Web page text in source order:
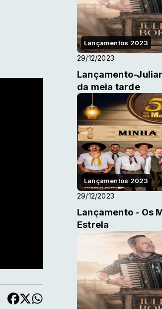
Lançamentos 2023
29/12/2023
Lançamento-
da meia tarde
Lançamentos 2023
29/12/2023
Lançamento - Os
Estrela